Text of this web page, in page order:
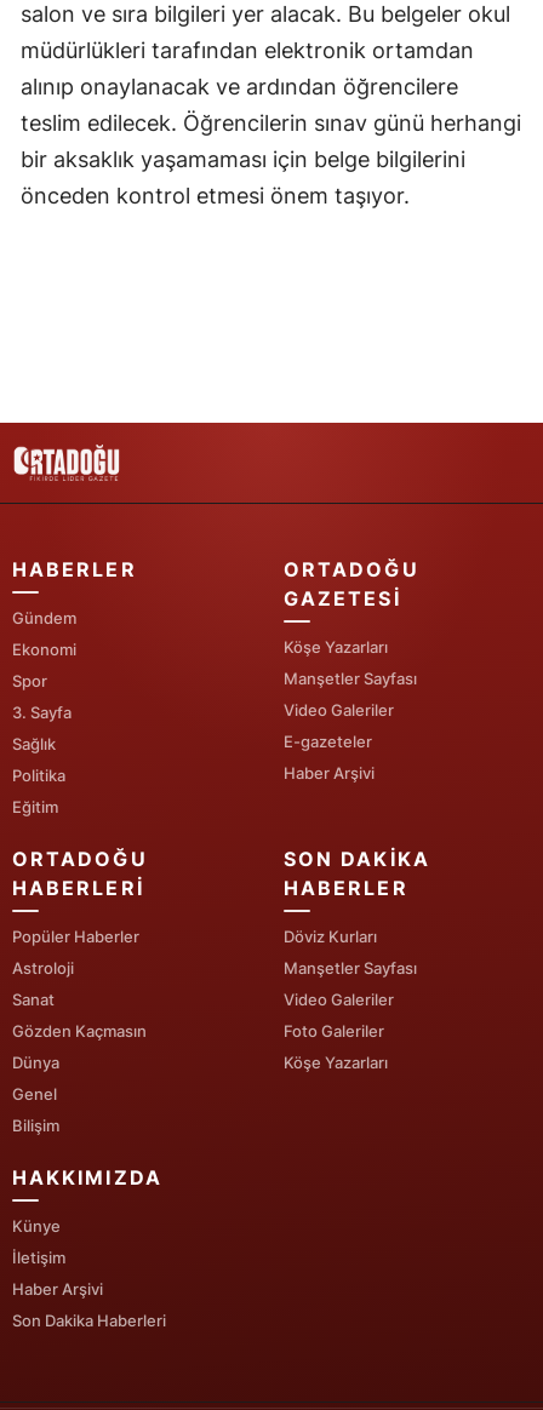
Karaman
Kırıkkale
Batman
Şırnak
Karabük
Düzce
salon ve sıra bilgileri yer alacak. Bu belgeler okul
müdürlükleri tarafından elektronik ortamdan
alınıp onaylanacak ve ardından öğrencilere
teslim edilecek. Öğrencilerin sınav günü herhangi
bir aksaklık yaşamaması için belge bilgilerini
önceden kontrol etmesi önem taşıyor.
HABERLER
Gündem
Ekonomi
Spor
3. Sayfa
Sağlık
Politika
Eğitim
ORTADOĞU
GAZETESI
Köşe Yazarları
Manşetler Sayfası
Video Galeriler
E-gazeteler
Haber Arşivi
ORTADOĞU
HABERLERI
Popüler Haberler
Astroloji
Sanat
Gözden Kaçmasın
Dünya
Genel
Bilişim
SON DAKIKA
HABERLER
Döviz Kurları
Manşetler Sayfası
Video Galeriler
Foto Galeriler
Köşe Yazarları
HAKKIMIZDA
Künye
İletişim
Haber Arşivi
Son Dakika Haberleri